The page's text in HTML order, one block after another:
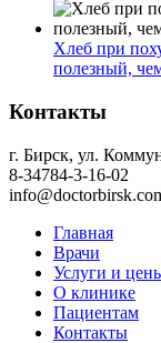
Хлеб при
полезный,
Контакты
г. Бирск, ул.
8-34784-3-16-02
Главная
Врачи
Услуги и
О клинике
Пациентам
Контакты